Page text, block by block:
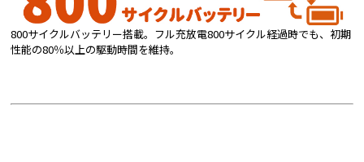
800サイクルバッテリー搭載。フル充放電800サイクル経過時でも、初期
性能の80％以上の駆動時間を維持。